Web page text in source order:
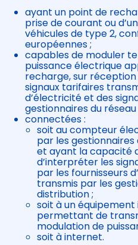
ayant un point de
prise de courant ou
véhicules de type 2,
européennes ;
capables de moduler
puissance électrique
recharge, sur
signaux tarifaires
d’électricité et des
gestionnaires du
connectées :
soit au compteur
par les
et ayant la capacité
d’interpréter les
par les fournisseurs
transmis par les
distribution ;
soit à un
permettant de
modulation de
soit à internet.